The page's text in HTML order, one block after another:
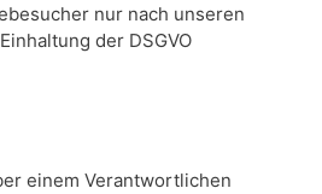
nur nach unseren
der DSGVO
einem Verantwortlichen